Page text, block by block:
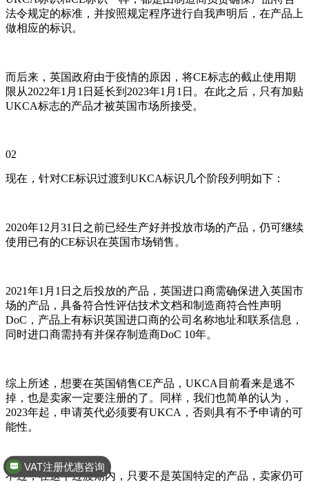
法令规定的标准，并按照规定程序进行自我声明后，在产品上
做相应的标识。
而后来，英国政府由于疫情的原因，将CE标志的截止使用期
限从2022年1月1日延长到2023年1月1日。在此之后，只有加贴
UKCA标志的产品才被英国市场所接受。
02
现在，针对CE标识过渡到UKCA标识几个阶段列明如下：
2020年12月31日之前已经生产好并投放市场的产品，仍可继续
使用已有的CE标识在英国市场销售。
2021年1月1日之后投放的产品，英国进口商需确保进入英国市
场的产品，具备符合性评估技术文档和制造商符合性声明
DoC，产品上有标识英国进口商的公司名称地址和联系信息，
同时进口商需持有并保存制造商DoC 10年。
综上所述，想要在英国销售CE产品，UKCA目前看来是逃不
掉，也是卖家一定要注册的了。同样，我们也简单的认为，
2023年起，申请英代必须要有UKCA，否则具有不予申请的可
能性。
不过，在这个过渡期内，只要不是英国特定的产品，卖家仍可
VAT注册优惠咨询